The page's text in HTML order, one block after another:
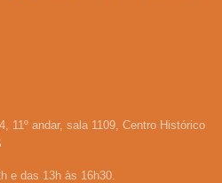
11º andar, sala 1109, Centro Histórico
e das 13h às 16h30.